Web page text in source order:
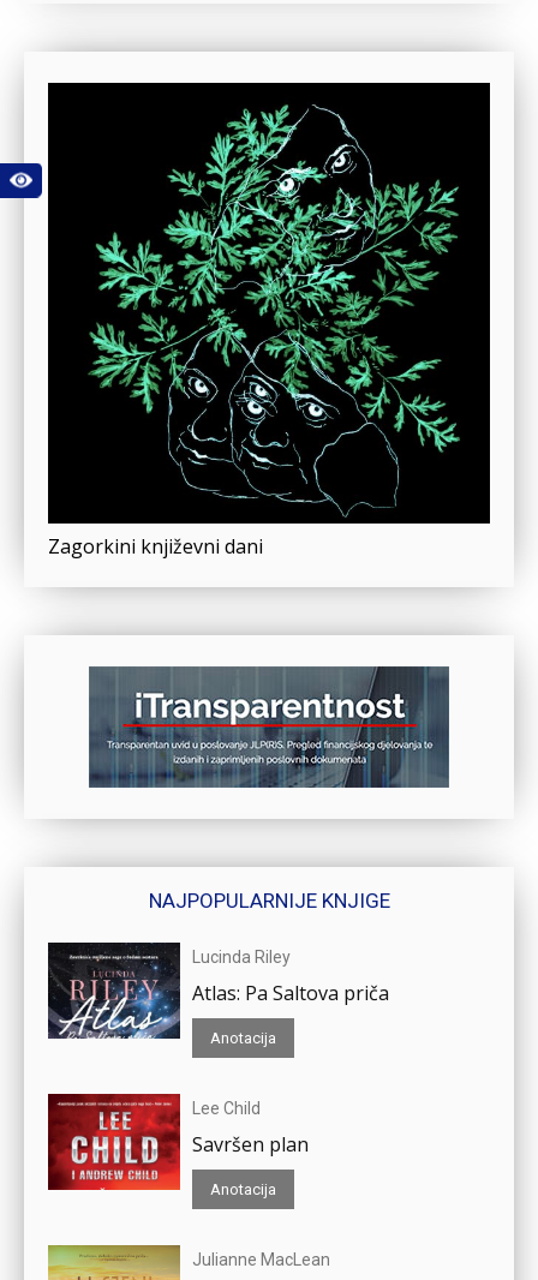
Zagorkini književni dani
NAJPOPULARNIJE KNJIGE
Lucinda Riley
Atlas: Pa Saltova priča
Anotacija
Lee Child
Savršen plan
Anotacija
Julianne MacLean